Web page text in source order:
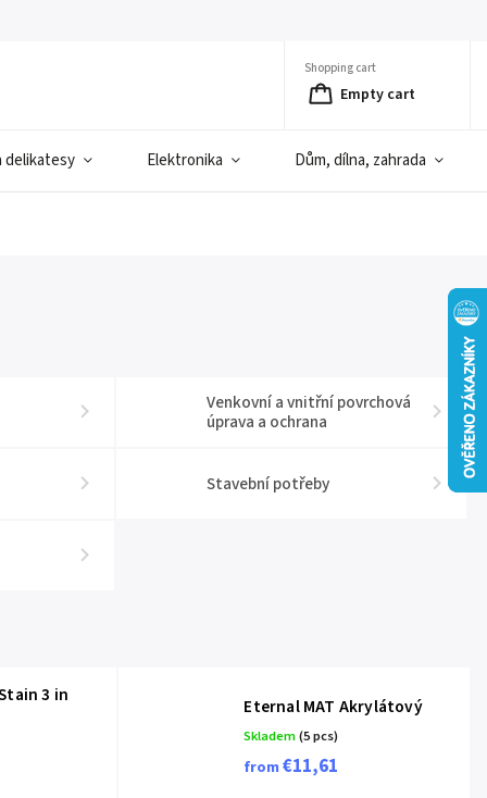
Shopping cart
Empty cart
delikatesy Elektronika Dům, dílna, zahrada
Venkovní a vnitřní povrchová
úprava a ochrana
Stavební potřeby
3 in
Eternal MAT Akrylátový
Skladem(5 pcs)
from €11,61